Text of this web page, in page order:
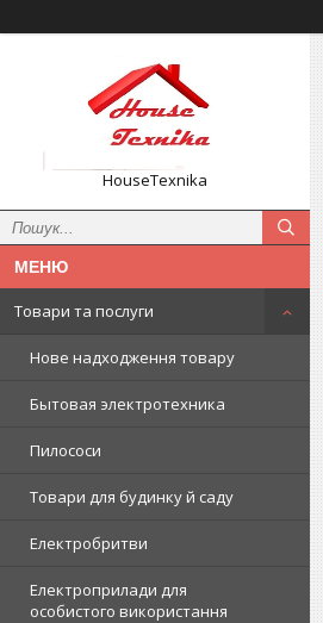
HouseTexnika
Товари та послуги
Нове надходження товару
Бытовая электротехника
Пилососи
Товари для будинку й саду
Електробритви
Електроприлади для
особистого використання